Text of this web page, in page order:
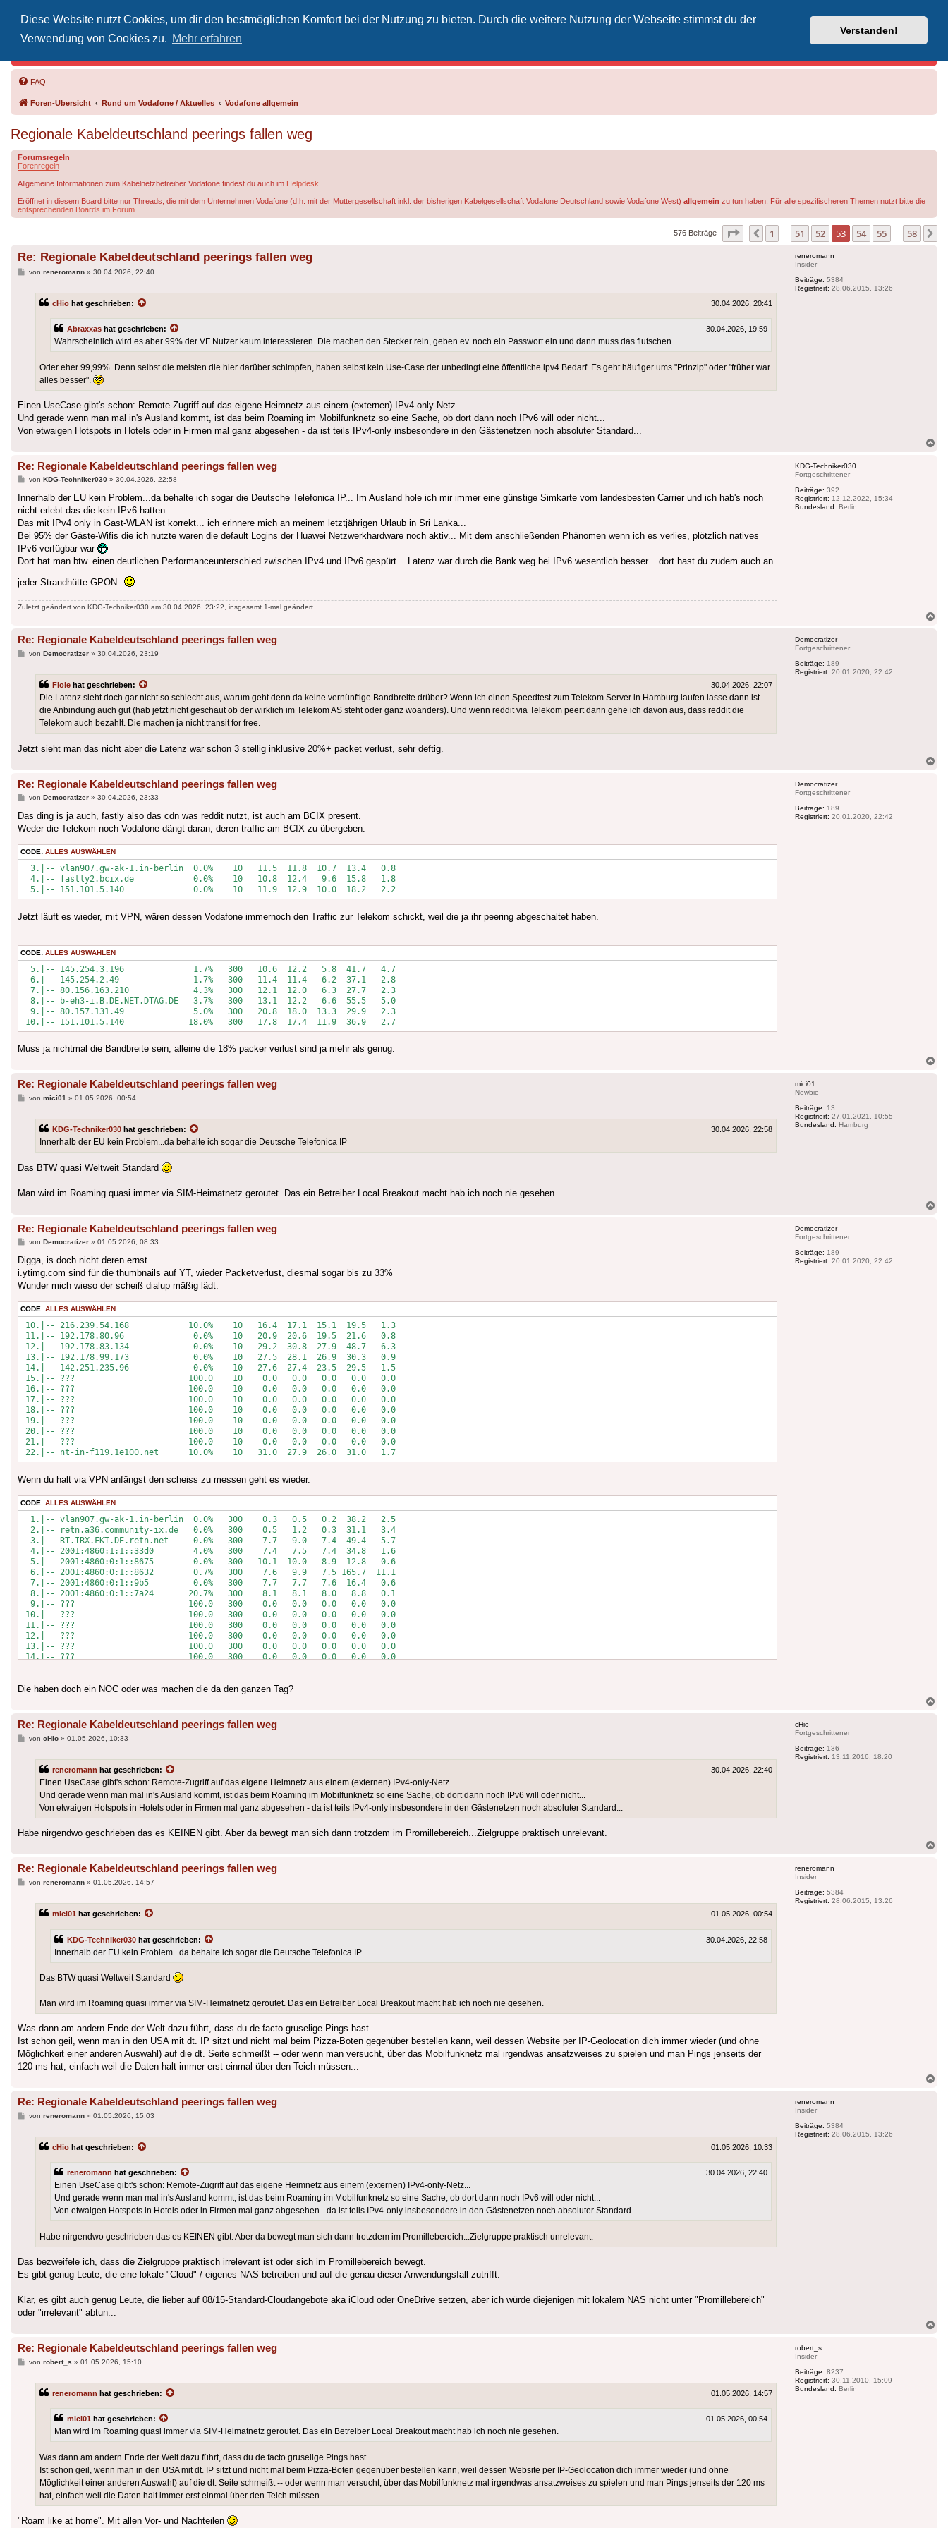
Diese Website nutzt Cookies, um dir den bestmöglichen Komfort bei der Nutzung zu bieten. Durch die weitere Nutzung der Webseite stimmst du der
Verwendung von Cookies zu. Mehr erfahren
Verstanden!
Vodafone-Kabel-Helpdesk
FAQ
Foren-Übersicht Rund um Vodafone / Aktuelles Vodafone allgemein
Regionale Kabeldeutschland peerings fallen weg
Forumsregeln
Forenregeln
Allgemeine Informationen zum Kabelnetzbetreiber Vodafone findest du auch im Helpdesk
Eröffnet in diesem Board bitte nur Threads, die mit dem Unternehmen Vodafone (d.h. mit der Muttergesellschaft inkl. der bisherigen Kabelgesellschaft Vodafone Deutschland sowie Vodafone West) allgemein zu tun haben. Für alle spezifischeren Themen nutzt bitte die
entsprechenden Boards im Forum
576 Beiträge Seite 53 58
Vorherige
1 51 52 53 54 55 58
reneromann
Insider
Beiträge: 5384
Registriert: 28.06.2015, 13:26
Re: Regionale Kabeldeutschland peerings fallen weg
Beitrag
von reneromann» 30.04.2026, 22:40
cHio hat geschrieben: 30.04.2026, 20:41
Abraxxas hat geschrieben: 30.04.2026, 19:59
Wahrscheinlich wird es aber 99% der VF Nutzer kaum interessieren. Die machen den Stecker rein, geben ev. noch ein Passwort ein und dann muss das flutschen.
Oder eher 99,99%. Denn selbst die meisten die hier darüber schimpfen, haben selbst kein Use-Case der unbedingt eine öffentliche ipv4 Bedarf. Es geht häufiger ums "Prinzip" oder "früher war
alles besser".
Einen UseCase gibt's schon: Remote-Zugriff auf das eigene Heimnetz aus einem (externen) IPv4-only-Netz...
Und gerade wenn man mal in's Ausland kommt, ist das beim Roaming im Mobilfunknetz so eine Sache, ob dort dann noch IPv6 will oder nicht...
Von etwaigen Hotspots in Hotels oder in Firmen mal ganz abgesehen - da ist teils IPv4-only insbesondere in den Gästenetzen noch absoluter Standard...
KDG-Techniker030
Fortgeschrittener
Beiträge: 392
Registriert: 12.12.2022, 15:34
Bundesland: Berlin
Re: Regionale Kabeldeutschland peerings fallen weg
Beitrag
von KDG-Techniker030» 30.04.2026, 22:58
Innerhalb der EU kein Problem...da behalte ich sogar die Deutsche Telefonica IP... Im Ausland hole ich mir immer eine günstige Simkarte vom landesbesten Carrier und ich hab's noch
nicht erlebt das die kein IPv6 hatten...
Das mit IPv4 only in Gast-WLAN ist korrekt... ich erinnere mich an meinem letztjährigen Urlaub in Sri Lanka...
Bei 95% der Gäste-Wifis die ich nutzte waren die default Logins der Huawei Netzwerkhardware noch aktiv... Mit dem anschließenden Phänomen wenn ich es verlies, plötzlich natives
IPv6 verfügbar war
Dort hat man btw. einen deutlichen Performanceunterschied zwischen IPv4 und IPv6 gespürt... Latenz war durch die Bank weg bei IPv6 wesentlich besser... dort hast du zudem auch an
jeder Strandhütte GPON
Zuletzt geändert von KDG-Techniker030 am 30.04.2026, 23:22, insgesamt 1-mal geändert.
Democratizer
Fortgeschrittener
Beiträge: 189
Registriert: 20.01.2020, 22:42
Re: Regionale Kabeldeutschland peerings fallen weg
Beitrag
von Democratizer» 30.04.2026, 23:19
Flole hat geschrieben: 30.04.2026, 22:07
Die Latenz sieht doch gar nicht so schlecht aus, warum geht denn da keine vernünftige Bandbreite drüber? Wenn ich einen Speedtest zum Telekom Server in Hamburg laufen lasse dann ist
die Anbindung auch gut (hab jetzt nicht geschaut ob der wirklich im Telekom AS steht oder ganz woanders). Und wenn reddit via Telekom peert dann gehe ich davon aus, dass reddit die
Telekom auch bezahlt. Die machen ja nicht transit for free.
Jetzt sieht man das nicht aber die Latenz war schon 3 stellig inklusive 20%+ packet verlust, sehr deftig.
Democratizer
Fortgeschrittener
Beiträge: 189
Registriert: 20.01.2020, 22:42
Re: Regionale Kabeldeutschland peerings fallen weg
Beitrag
von Democratizer» 30.04.2026, 23:33
Das ding is ja auch, fastly also das cdn was reddit nutzt, ist auch am BCIX present.
Weder die Telekom noch Vodafone dängt daran, deren traffic am BCIX zu übergeben.
CODE: ALLES AUSWÄHLEN
  3.|-- vlan907.gw-ak-1.in-berlin  0.0%    10   11.5  11.8  10.7  13.4   0.8
  4.|-- fastly2.bcix.de            0.0%    10   10.8  12.4   9.6  15.8   1.8
  5.|-- 151.101.5.140              0.0%    10   11.9  12.9  10.0  18.2   2.2
Jetzt läuft es wieder, mit VPN, wären dessen Vodafone immernoch den Traffic zur Telekom schickt, weil die ja ihr peering abgeschaltet haben.
CODE: ALLES AUSWÄHLEN
  5.|-- 145.254.3.196              1.7%   300   10.6  12.2   5.8  41.7   4.7
  6.|-- 145.254.2.49               1.7%   300   11.4  11.4   6.2  37.1   2.8
  7.|-- 80.156.163.210             4.3%   300   12.1  12.0   6.3  27.7   2.3
  8.|-- b-eh3-i.B.DE.NET.DTAG.DE   3.7%   300   13.1  12.2   6.6  55.5   5.0
  9.|-- 80.157.131.49              5.0%   300   20.8  18.0  13.3  29.9   2.3
10.|-- 151.101.5.140             18.0%   300   17.8  17.4  11.9  36.9   2.7
Muss ja nichtmal die Bandbreite sein, alleine die 18% packer verlust sind ja mehr als genug.
mici01
Newbie
Beiträge: 13
Registriert: 27.01.2021, 10:55
Bundesland: Hamburg
Re: Regionale Kabeldeutschland peerings fallen weg
Beitrag
von mici01 » 01.05.2026, 00:54
KDG-Techniker030 hat geschrieben: 30.04.2026, 22:58
Innerhalb der EU kein Problem...da behalte ich sogar die Deutsche Telefonica IP
Das BTW quasi Weltweit Standard
Man wird im Roaming quasi immer via SIM-Heimatnetz geroutet. Das ein Betreiber Local Breakout macht hab ich noch nie gesehen.
Democratizer
Fortgeschrittener
Beiträge: 189
Registriert: 20.01.2020, 22:42
Re: Regionale Kabeldeutschland peerings fallen weg
Beitrag
von Democratizer» 01.05.2026, 08:33
Digga, is doch nicht deren ernst.
i.ytimg.com sind für die thumbnails auf YT, wieder Packetverlust, diesmal sogar bis zu 33%
Wunder mich wieso der scheiß dialup mäßig lädt.
CODE: ALLES AUSWÄHLEN
10.|-- 216.239.54.168            10.0%    10   16.4  17.1  15.1  19.5   1.3
11.|-- 192.178.80.96              0.0%    10   20.9  20.6  19.5  21.6   0.8
12.|-- 192.178.83.134             0.0%    10   29.2  30.8  27.9  48.7   6.3
13.|-- 192.178.99.173             0.0%    10   27.5  28.1  26.9  30.3   0.9
14.|-- 142.251.235.96             0.0%    10   27.6  27.4  23.5  29.5   1.5
15.|-- ???                       100.0    10    0.0   0.0   0.0   0.0   0.0
16.|-- ???                       100.0    10    0.0   0.0   0.0   0.0   0.0
17.|-- ???                       100.0    10    0.0   0.0   0.0   0.0   0.0
18.|-- ???                       100.0    10    0.0   0.0   0.0   0.0   0.0
19.|-- ???                       100.0    10    0.0   0.0   0.0   0.0   0.0
20.|-- ???                       100.0    10    0.0   0.0   0.0   0.0   0.0
21.|-- ???                       100.0    10    0.0   0.0   0.0   0.0   0.0
22.|-- nt-in-f119.1e100.net      10.0%    10   31.0  27.9  26.0  31.0   1.7
Wenn du halt via VPN anfängst den scheiss zu messen geht es wieder.
CODE: ALLES AUSWÄHLEN
  1.|-- vlan907.gw-ak-1.in-berlin  0.0%   300    0.3   0.5   0.2  38.2   2.5
  2.|-- retn.a36.community-ix.de   0.0%   300    0.5   1.2   0.3  31.1   3.4
  3.|-- RT.IRX.FKT.DE.retn.net     0.0%   300    7.7   9.0   7.4  49.4   5.7
  4.|-- 2001:4860:1:1::33d0        4.0%   300    7.4   7.5   7.4  34.8   1.6
  5.|-- 2001:4860:0:1::8675        0.0%   300   10.1  10.0   8.9  12.8   0.6
  6.|-- 2001:4860:0:1::8632        0.7%   300    7.6   9.9   7.5 165.7  11.1
  7.|-- 2001:4860:0:1::9b5         0.0%   300    7.7   7.7   7.6  16.4   0.6
  8.|-- 2001:4860:0:1::7a24       20.7%   300    8.1   8.1   8.0   8.8   0.1
  9.|-- ???                       100.0   300    0.0   0.0   0.0   0.0   0.0
10.|-- ???                       100.0   300    0.0   0.0   0.0   0.0   0.0
11.|-- ???                       100.0   300    0.0   0.0   0.0   0.0   0.0
12.|-- ???                       100.0   300    0.0   0.0   0.0   0.0   0.0
13.|-- ???                       100.0   300    0.0   0.0   0.0   0.0   0.0
14.|-- ???                       100.0   300    0.0   0.0   0.0   0.0   0.0
Die haben doch ein NOC oder was machen die da den ganzen Tag?
cHio
Fortgeschrittener
Beiträge: 136
Registriert: 13.11.2016, 18:20
Re: Regionale Kabeldeutschland peerings fallen weg
Beitrag
von cHio» 01.05.2026, 10:33
reneromann hat geschrieben: 30.04.2026, 22:40
Einen UseCase gibt's schon: Remote-Zugriff auf das eigene Heimnetz aus einem (externen) IPv4-only-Netz...
Und gerade wenn man mal in's Ausland kommt, ist das beim Roaming im Mobilfunknetz so eine Sache, ob dort dann noch IPv6 will oder nicht...
Von etwaigen Hotspots in Hotels oder in Firmen mal ganz abgesehen - da ist teils IPv4-only insbesondere in den Gästenetzen noch absoluter Standard...
Habe nirgendwo geschrieben das es KEINEN gibt. Aber da bewegt man sich dann trotzdem im Promillebereich...Zielgruppe praktisch unrelevant.
reneromann
Insider
Beiträge: 5384
Registriert: 28.06.2015, 13:26
Re: Regionale Kabeldeutschland peerings fallen weg
Beitrag
von reneromann» 01.05.2026, 14:57
mici01 hat geschrieben: 01.05.2026, 00:54
KDG-Techniker030 hat geschrieben: 30.04.2026, 22:58
Innerhalb der EU kein Problem...da behalte ich sogar die Deutsche Telefonica IP
Das BTW quasi Weltweit Standard
Man wird im Roaming quasi immer via SIM-Heimatnetz geroutet. Das ein Betreiber Local Breakout macht hab ich noch nie gesehen.
Was dann am andern Ende der Welt dazu führt, dass du de facto gruselige Pings hast...
Ist schon geil, wenn man in den USA mit dt. IP sitzt und nicht mal beim Pizza-Boten gegenüber bestellen kann, weil dessen Website per IP-Geolocation dich immer wieder (und ohne
Möglichkeit einer anderen Auswahl) auf die dt. Seite schmeißt -- oder wenn man versucht, über das Mobilfunknetz mal irgendwas ansatzweises zu spielen und man Pings jenseits der
120 ms hat, einfach weil die Daten halt immer erst einmal über den Teich müssen...
reneromann
Insider
Beiträge: 5384
Registriert: 28.06.2015, 13:26
Re: Regionale Kabeldeutschland peerings fallen weg
Beitrag
von reneromann» 01.05.2026, 15:03
cHio hat geschrieben: 01.05.2026, 10:33
reneromann hat geschrieben: 30.04.2026, 22:40
Einen UseCase gibt's schon: Remote-Zugriff auf das eigene Heimnetz aus einem (externen) IPv4-only-Netz...
Und gerade wenn man mal in's Ausland kommt, ist das beim Roaming im Mobilfunknetz so eine Sache, ob dort dann noch IPv6 will oder nicht...
Von etwaigen Hotspots in Hotels oder in Firmen mal ganz abgesehen - da ist teils IPv4-only insbesondere in den Gästenetzen noch absoluter Standard...
Habe nirgendwo geschrieben das es KEINEN gibt. Aber da bewegt man sich dann trotzdem im Promillebereich...Zielgruppe praktisch unrelevant.
Das bezweifele ich, dass die Zielgruppe praktisch irrelevant ist oder sich im Promillebereich bewegt.
Es gibt genug Leute, die eine lokale "Cloud" / eigenes NAS betreiben und auf die genau dieser Anwendungsfall zutrifft.
Klar, es gibt auch genug Leute, die lieber auf 08/15-Standard-Cloudangebote aka iCloud oder OneDrive setzen, aber ich würde diejenigen mit lokalem NAS nicht unter "Promillebereich"
oder "irrelevant" abtun...
robert_s
Insider
Beiträge: 8237
Registriert: 30.11.2010, 15:09
Bundesland: Berlin
Re: Regionale Kabeldeutschland peerings fallen weg
Beitrag
von robert_s » 01.05.2026, 15:10
reneromann hat geschrieben: 01.05.2026, 14:57
mici01 hat geschrieben: 01.05.2026, 00:54
Man wird im Roaming quasi immer via SIM-Heimatnetz geroutet. Das ein Betreiber Local Breakout macht hab ich noch nie gesehen.
Was dann am andern Ende der Welt dazu führt, dass du de facto gruselige Pings hast...
Ist schon geil, wenn man in den USA mit dt. IP sitzt und nicht mal beim Pizza-Boten gegenüber bestellen kann, weil dessen Website per IP-Geolocation dich immer wieder (und ohne
Möglichkeit einer anderen Auswahl) auf die dt. Seite schmeißt -- oder wenn man versucht, über das Mobilfunknetz mal irgendwas ansatzweises zu spielen und man Pings jenseits der 120 ms
hat, einfach weil die Daten halt immer erst einmal über den Teich müssen...
"Roam like at home". Mit allen Vor- und Nachteilen